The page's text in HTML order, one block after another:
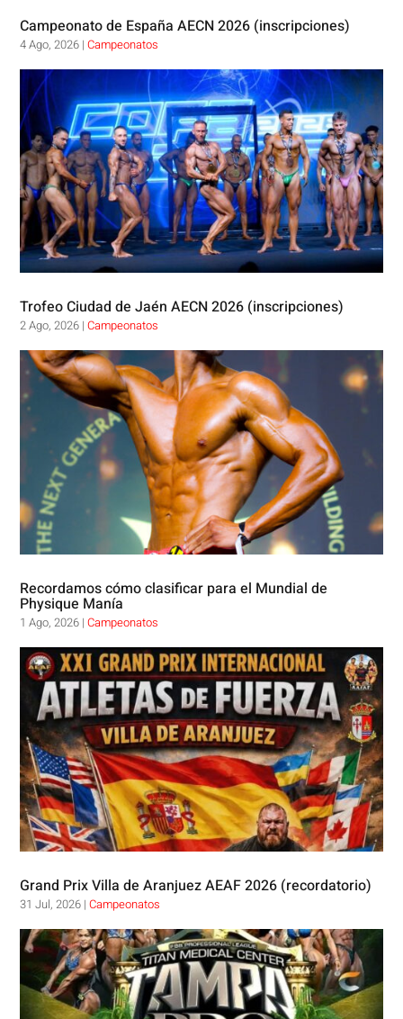
Campeonato de España AECN 2026 (inscripciones)
4 Ago, 2026 |Campeonatos
Trofeo Ciudad de Jaén AECN 2026 (inscripciones)
2 Ago, 2026 |Campeonatos
Recordamos cómo clasificar para el Mundial de
Physique Manía
1 Ago, 2026 |Campeonatos
Grand Prix Villa de Aranjuez AEAF 2026 (recordatorio)
31 Jul, 2026 |Campeonatos